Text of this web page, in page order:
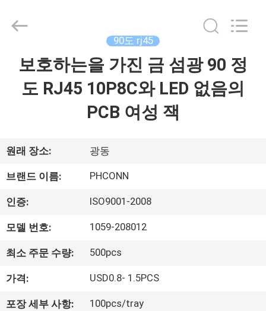
우
리
에
여
Dongguan
Penghui
90도 rj45
보호하는을 가진 금 섬광 90 정
도 RJ45 10P8C와 LED 없음의
PCB 여성 잭
원래 장소: 광동
브랜드 이름: PHCONN
인증: ISO9001-2008
모델 번호: 1059-208012
최소 주문 수량: 500pcs
가격: USD0.8- 1.5PCS
포장 세부 사항: 100pcs/tray